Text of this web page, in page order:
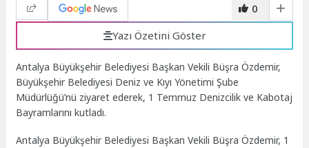
0
Yazı Özetini Göster
Antalya Büyükşehir Belediyesi Başkan Vekili Büşra Özdemir,
Büyükşehir Belediyesi Deniz ve Kıyı Yönetimi Şube
Müdürlüğü’nü ziyaret ederek, 1 Temmuz Denizcilik ve Kabotaj
Bayramlarını kutladı.
Antalya Büyükşehir Belediyesi Başkan Vekili Büşra Özdemir, 1